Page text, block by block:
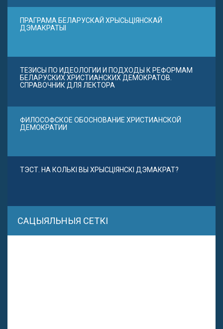
ПРАГРАМА БЕЛАРУСКАЙ ХРЫСЬЦІЯНСКАЙ
ДЭМАКРАТЫІ
ТЕЗИСЫ ПО ИДЕОЛОГИИ И ПОДХОДЫ К РЕФОРМАМ
БЕЛАРУСКИХ ХРИСТИАНСКИХ ДЕМОКРАТОВ.
СПРАВОЧНИК ДЛЯ ЛЕКТОРА
ФИЛОСОФСКОЕ ОБОСНОВАНИЕ ХРИСТИАНСКОЙ
ДЕМОКРАТИИ
ТЭСТ. НА КОЛЬКІ ВЫ ХРЫСЦІЯНСКІ ДЭМАКРАТ?
САЦЫЯЛЬНЫЯ СЕТКІ